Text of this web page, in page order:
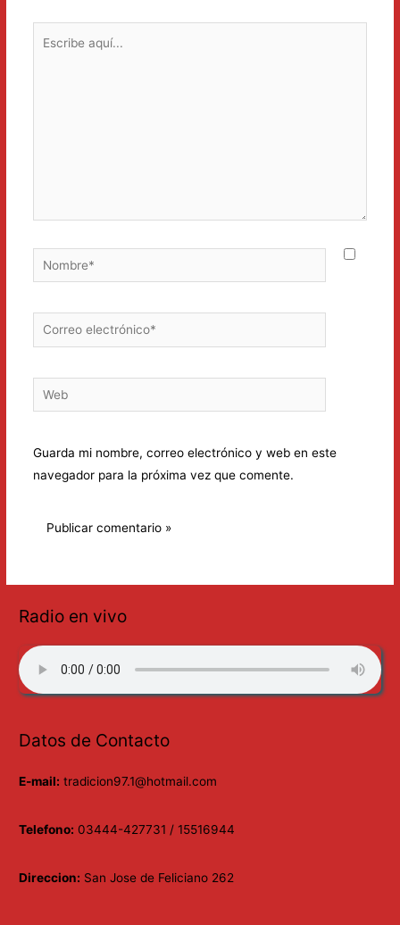
Nombre*
Correo
electrónico*
Web
Guarda mi nombre, correo electrónico y web en este
navegador para la próxima vez que comente.
Radio en vivo
Datos de Contacto
E-mail: tradicion97.1@hotmail.com
Telefono: 03444-427731 / 15516944
Direccion: San Jose de Feliciano 262